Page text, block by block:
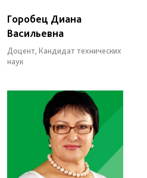
Горобец Диана
Васильевна
Доцент, Кандидат технических
наук